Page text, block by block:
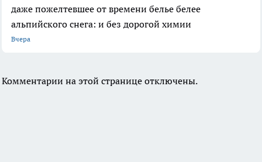
даже пожелтевшее от времени белье белее
альпийского снега: и без дорогой химии
Вчера
Комментарии на этой странице отключены.